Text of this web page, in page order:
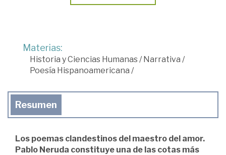
Materias:
Historia y Ciencias Humanas /Narrativa /
Poesía Hispanoamericana /
Resumen
Los poemas clandestinos del maestro del amor.
Pablo Neruda constituye una de las cotas más